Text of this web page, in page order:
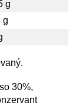
g
g
.
30%,